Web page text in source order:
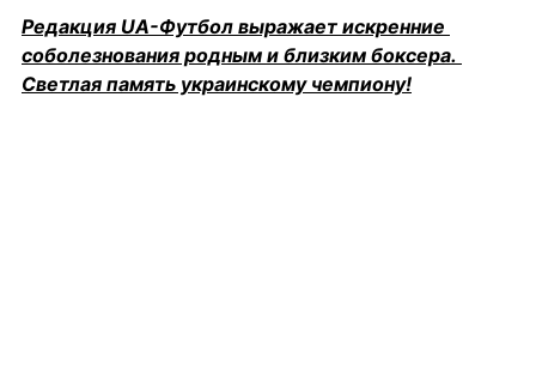
Редакция UA-Футбол выражает искренние
соболезнования родным и близким боксера.
Светлая память украинскому чемпиону!